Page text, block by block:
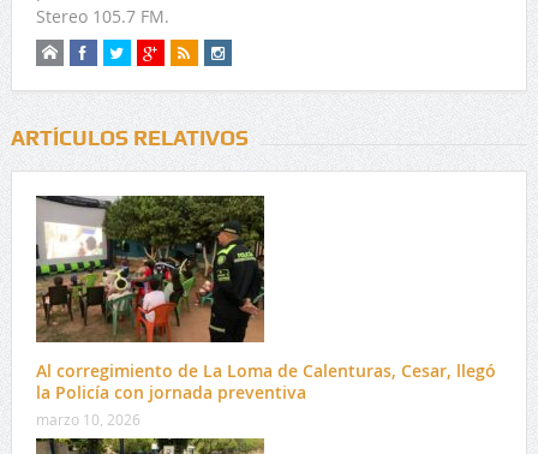
Stereo 105.7 FM.
ARTÍCULOS RELATIVOS
Al corregimiento de La Loma de Calenturas, Cesar, llegó
la Policía con jornada preventiva
marzo 10, 2026